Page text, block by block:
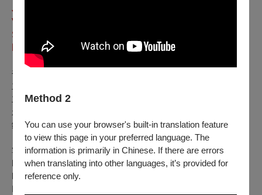
Method 2
You can use your browser's built-in translation feature
to view this page in your preferred language. The
information is primarily in Chinese. If there are errors
when translating into other languages, it’s provided for
reference only.
Jocif (b. 1960)
Visoki rej
Slovenian folk songs; Arr. Lojze Lebič (b. 1934)
民謠 雷畢契／編曲
補 助｜文化部
主辦單位｜財團法人台北愛樂文教基金會、台北愛樂合唱團
主要贊助｜台積電文教基金會、英業達集團公益慈善基金會、
永真教育基金會、王道銀行教育基金會、林孝信文化基金會、
鈊象電子股份有限公司
掌握台北國際合唱音樂節、台北國際合唱大賽第一手資訊➤
Facebook粉絲專頁｜
https://lihi3.cc/neyTK
Instagram官方帳號｜